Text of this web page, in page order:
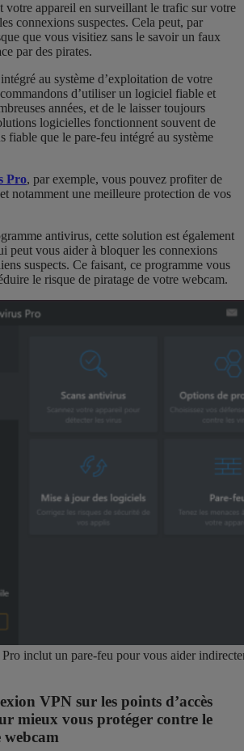
votre appareil en surveillant le trafic sur votre
connexions suspectes. Cela peut, par
que vous visitiez sans le savoir un faux
par des pirates.
au système d’exploitation de votre
d’utiliser un logiciel fiable et
années, et de le laisser toujours
logicielles fonctionnent souvent de
fiable que le pare-feu intégré au système
Pro, par exemple, vous pouvez profiter de
notamment une meilleure protection de vos
antivirus, cette solution est également
peut vous aider à bloquer les connexions
suspects. Ce faisant, ce programme vous
le risque de piratage de votre webcam.
inclut un pare-feu pour vous aider
VPN sur les points d’accès
mieux vous protéger contre le